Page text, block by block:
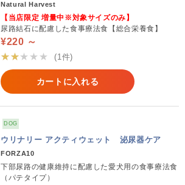
Natural Harvest
【当店限定 増量中※対象サイズのみ】
尿路結石に配慮した食事療法食【総合栄養食】
¥220 ～
★★★★★
(1件)
カートに入れる
DOG
ウリナリー アクティウェット 泌尿器ケア
FORZA10
下部尿路の健康維持に配慮した愛犬用の食事療法食
（パテタイプ）